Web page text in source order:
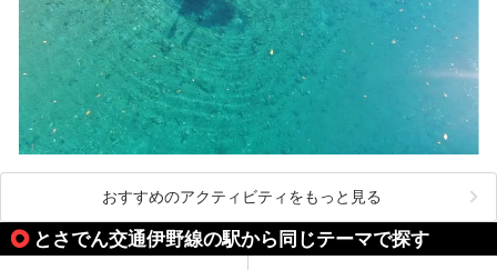
おすすめのアクティビティをもっと見る
とさでん交通伊野線の駅から同じテーマで探す